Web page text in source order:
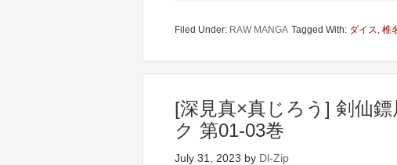
Filed Under: RAW MANGA Tagged With: ダイス, 椎
[深見真×真じろう] 剣仙
ク 第01-03巻
July 31, 2023 by Dl-Zip